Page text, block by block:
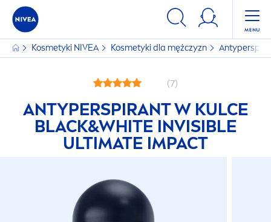
Kosmetyki NIVEA Kosmetyki dla mężczyzn
(7)
ANTYPERSPIRANT W KULCE
BLACK&WHITE INVISIBLE
ULTIMATE IMPACT